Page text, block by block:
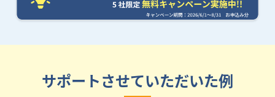
サポートさせていただいた例